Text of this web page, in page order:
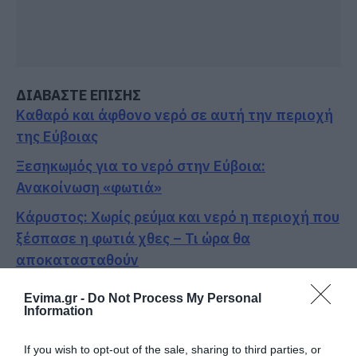
Evima.gr - Do Not Process My Personal
Information
If you wish to opt-out of the sale, sharing to third parties, or
ΔΙΑΒΑΣΤΕ ΕΠΙΣΗΣ
Καθαρό και άφθονο νερό σε αυτή την περιοχή
της Εύβοιας
Ξεσηκωμός για το νερό στην Εύβοια:
Ανακοίνωση «φωτιά»
Κάρυστος: Χωρίς ρεύμα και νερό η περιοχή που
ξέσπασε η φωτιά χθες – Τι ώρα θα
αποκατασταθούν
Εύβοια: Έκτακτη ενημέρωση για το νερό σε
μεγάλη πόλη
Ακολουθήστε το evima.gr στοGoogle News